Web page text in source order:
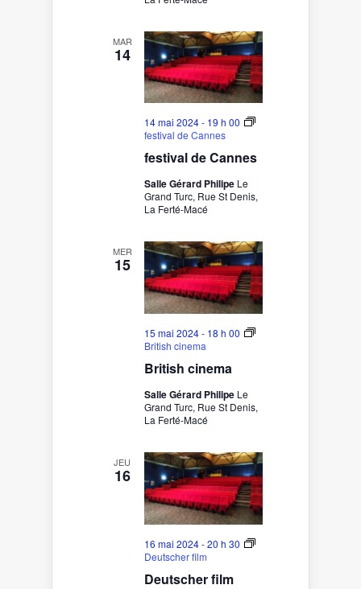
MAR
14
festival de Cannes
14 mai 2024 - 19 h 00
festival de Cannes
Salle Gérard Philipe Le
Grand Turc, Rue St Denis,
La Ferté-Macé
MER
15
British cinema
15 mai 2024 - 18 h 00
British cinema
Salle Gérard Philipe Le
Grand Turc, Rue St Denis,
La Ferté-Macé
JEU
16
Deutscher film
16 mai 2024 - 20 h 30
Deutscher film